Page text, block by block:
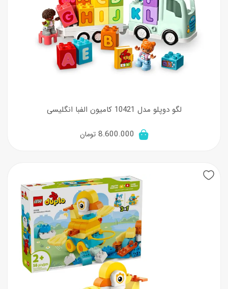
لگو دوپلو مدل 10421 کامیون الفبا انگلیسی
8.600.000 تومان